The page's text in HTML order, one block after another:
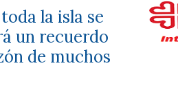
la isla se
un recuerdo
de muchos